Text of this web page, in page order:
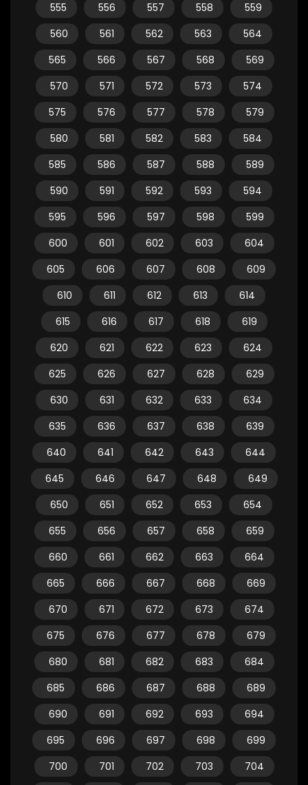
555
556 557 558
559
560
561 562 563
564
565
566 567 568
569
570
571 572 573
574
575
576 577 578
579
580
581 582 583
584
585
586 587 588
589
590
591 592 593
594
595
596 597 598
599
600
601 602 603
604
605
606 607 608
609
610
611 612 613
614
615
616 617 618
619
620
621 622 623
624
625
626 627 628
629
630
631 632 633
634
635
636 637 638
639
640
641 642 643
644
645
646 647 648
649
650
651 652 653
654
655
656 657 658
659
660
661 662 663
664
665
666 667 668
669
670
671 672 673
674
675
676 677 678
679
680
681 682 683
684
685
686 687 688
689
690
691 692 693
694
695
696 697 698
699
700
701 702 703
704